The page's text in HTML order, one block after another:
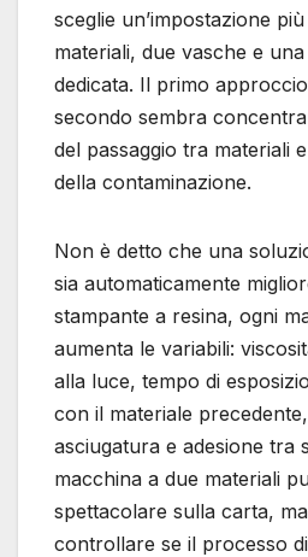
sceglie un’impostazione
materiali, due vasche e
dedicata. Il primo
secondo sembra
del passaggio tra materiali
della contaminazione.
Non è detto che una
sia automaticamente
stampante a resina, ogni
aumenta le variabili:
alla luce, tempo di
con il materiale
asciugatura e adesione tra
macchina a due materiali
spettacolare sulla carta,
controllare se il processo